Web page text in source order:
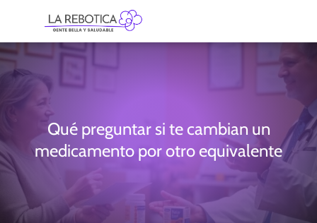
Qué preguntar si te cambian un
medicamento por otro equivalente